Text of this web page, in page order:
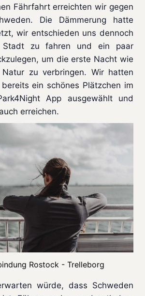
Fährfahrt erreichten wir gegen
Die Dämmerung hatte
wir entschieden uns dennoch
zu fahren und ein paar
um die erste Nacht wie
zu verbringen. Wir hatten
ein schönes Plätzchen im
App ausgewählt und
erreichen.
Rostock - Trelleborg
würde, dass Schweden